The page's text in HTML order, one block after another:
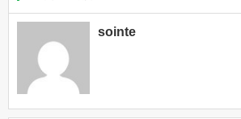
sointe